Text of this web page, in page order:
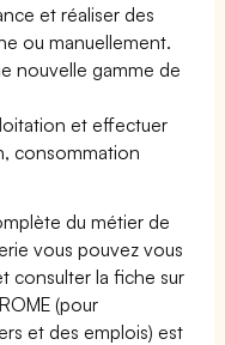
et réaliser des
ou manuellement.
nouvelle gamme de
et effectuer
consommation
du métier de
vous pouvez vous
consulter la fiche sur
(pour
et des emplois) est